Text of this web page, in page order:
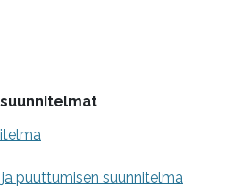
puuttumisen suunnitelma